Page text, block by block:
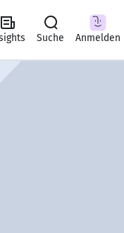
Suche Anmelden